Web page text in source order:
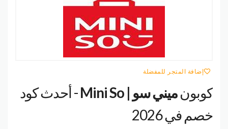
إضافة المتجر للمفضلة
كوبونميني سو | Mini So
- أحدث كود
خصم في 2026